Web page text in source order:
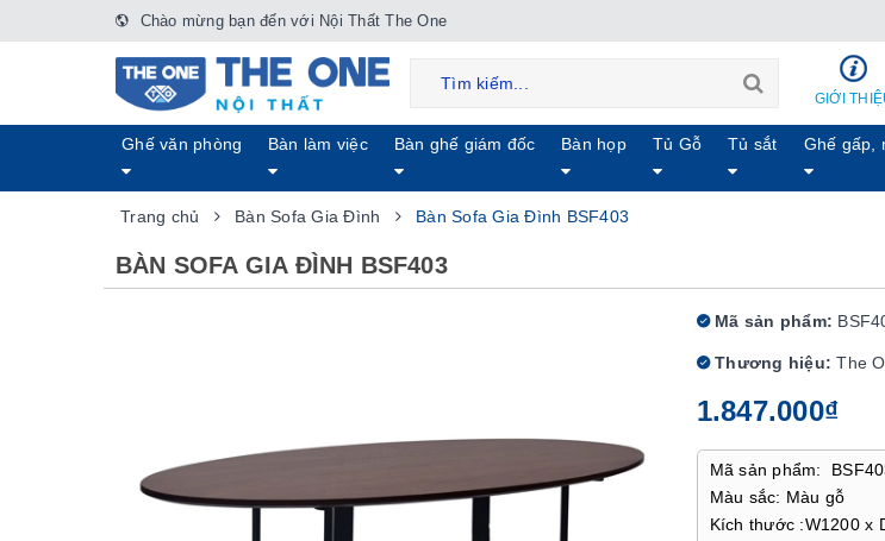
Chào mừng bạn đến với Nội Thất The One
GIỚI
Ghế văn phòng Bàn làm việc Bàn ghế giám đốc Bàn họp Tủ Gỗ Tủ sắt Ghế gấp,
Trang chủ Bàn Sofa Gia Đình Bàn Sofa Gia Đình BSF403
BÀN SOFA GIA ĐÌNH BSF403
Mã sản phẩm:
Thương hiệu: The
1.847.000₫
Mã sản phẩm:
Màu sắc: Màu gỗ
Kích thước :W1200 x